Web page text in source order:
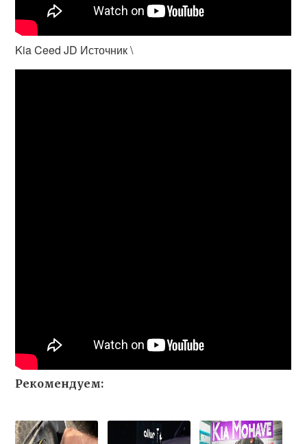
Kia Ceed JD Источник \
Рекомендуем: